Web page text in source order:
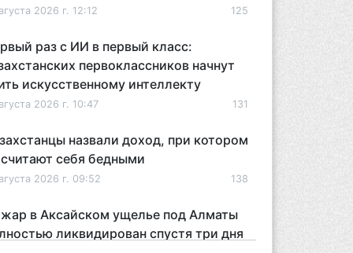
2026 г. 12:12 125
раз с ИИ в первый класс:
первоклассников начнут
искусственному интеллекту
2026 г. 10:47 131
назвали доход, при котором
считают себя бедными
2026 г. 09:52 138
в Аксайском ущелье под Алматы
ликвидирован спустя три дня